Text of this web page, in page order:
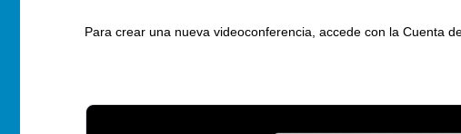
Para crear una nueva videoconferencia, accede con la Cuenta